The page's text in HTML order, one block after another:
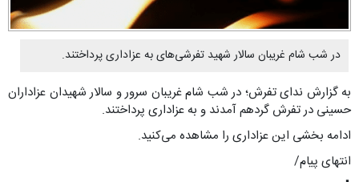
در شب شام غریبان سالار شهید تفرشی‌های به عزاداری پرداختند.
به گزارش ندای تفرش؛ در شب شام غریبان سرور و سالار شهیدان عزاداران
حسینی در تفرش گردهم آمدند و به عزاداری پرداختند.
ادامه بخشی این عزاداری را مشاهده می‌کنید.
انتهای پیام/